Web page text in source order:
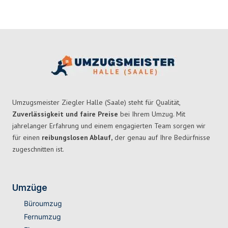
Umzugsmeister Ziegler Halle (Saale) steht für Qualität,
Zuverlässigkeit und faire Preise bei Ihrem Umzug. Mit
jahrelanger Erfahrung und einem engagierten Team sorgen wir
für einen reibungslosen Ablauf, der genau auf Ihre Bedürfnisse
zugeschnitten ist.
Umzüge
Büroumzug
Fernumzug